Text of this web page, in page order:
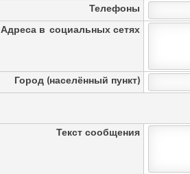
Телефоны
Адреса в социальных сетях
Город (населённый пункт)
Текст сообщения